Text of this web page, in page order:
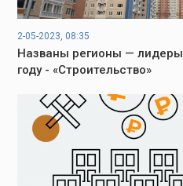
2-05-2023, 08:35
Названы регионы —
году - «Строительство»